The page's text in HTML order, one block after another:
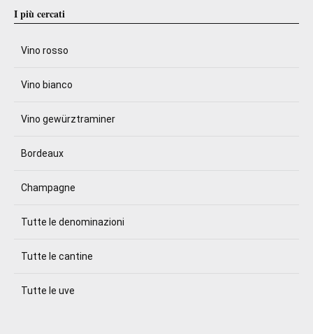
I più cercati
Vino rosso
Vino bianco
Vino gewürztraminer
Bordeaux
Champagne
Tutte le denominazioni
Tutte le cantine
Tutte le uve